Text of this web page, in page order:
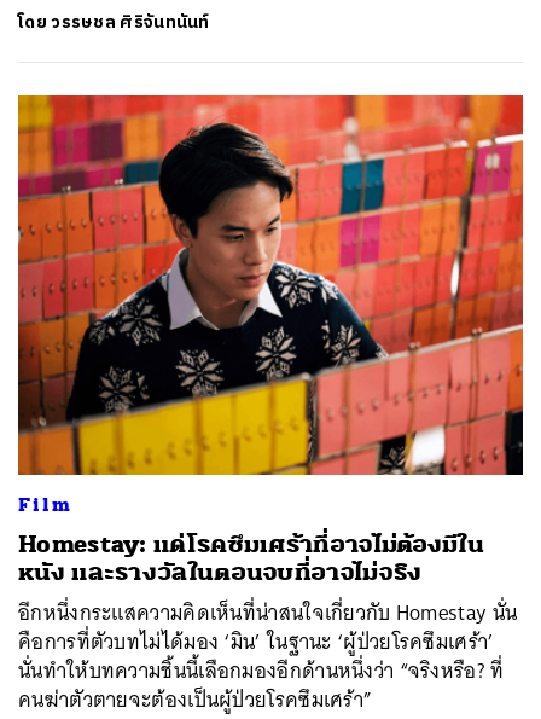
โดยวรรษชล ศิริจันทนันท์
Film
Homestay: แด่โรคซึมเศร้าที่อาจไม่ต้องมีใน
หนัง และรางวัลในตอนจบที่อาจไม่จริง
อีกหนึ่งกระแสความคิดเห็นที่น่าสนใจเกี่ยวกับ Homestay นั่น
คือการที่ตัวบทไม่ได้มอง ‘มิน’ ในฐานะ ‘ผู้ป่วยโรคซึมเศร้า’
นั่นทำให้บทความชิ้นนี้เลือกมองอีกด้านหนึ่งว่า “จริงหรือ? ที่
คนฆ่าตัวตายจะต้องเป็นผู้ป่วยโรคซึมเศร้า”